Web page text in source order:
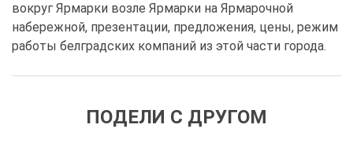
вокруг Ярмарки возле Ярмарки на Ярмарочной
набережной, презентации, предложения, цены, режим
работы белградских компаний из этой части города.
ПОДЕЛИ С ДРУГОМ